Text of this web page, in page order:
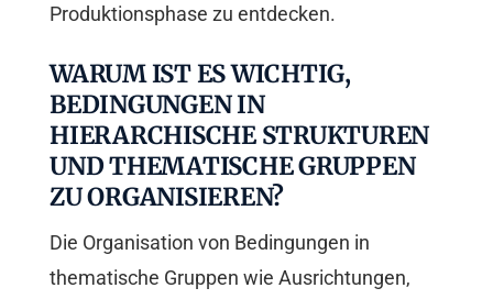
Produktionsphase zu entdecken.
WARUM IST ES WICHTIG,
BEDINGUNGEN IN
HIERARCHISCHE STRUKTUREN
UND THEMATISCHE GRUPPEN
ZU ORGANISIEREN?
Die Organisation von Bedingungen in
thematische Gruppen wie Ausrichtungen,